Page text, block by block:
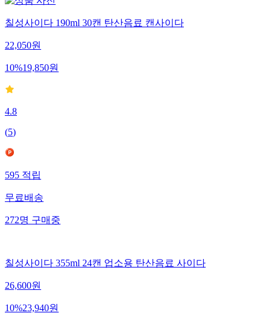
칠성사이다 190ml 30캔 탄산음료 캔사이다
22,050원
10%19,850원
4.8
(5)
595적립
무료배송
272명구매중
칠성사이다 355ml 24캔 업소용 탄산음료 사이다
26,600원